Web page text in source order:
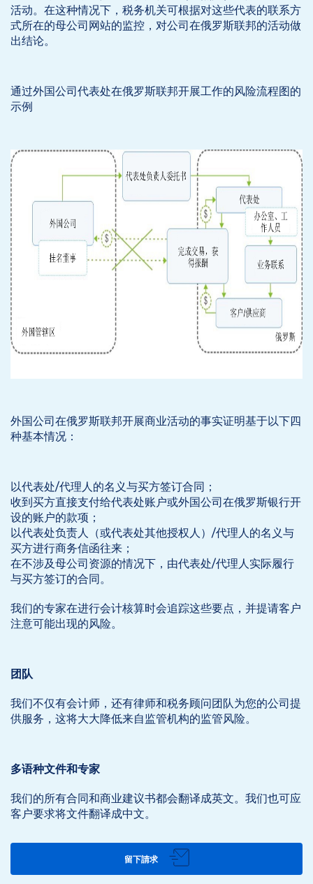
活动。在这种情况下，税务机关可根据对这些代表的联系方
式所在的母公司网站的监控，对公司在俄罗斯联邦的活动做
出结论。
通过外国公司代表处在俄罗斯联邦开展工作的风险流程图的
示例
外国公司在俄罗斯联邦开展商业活动的事实证明基于以下四
种基本情况：
以代表处/代理人的名义与买方签订合同；
收到买方直接支付给代表处账户或外国公司在俄罗斯银行开
设的账户的款项；
以代表处负责人（或代表处其他授权人）/代理人的名义与
买方进行商务信函往来；
在不涉及母公司资源的情况下，由代表处/代理人实际履行
与买方签订的合同。
我们的专家在进行会计核算时会追踪这些要点，并提请客户
注意可能出现的风险。
团队
我们不仅有会计师，还有律师和税务顾问团队为您的公司提
供服务，这将大大降低来自监管机构的监管风险。
多语种文件和专家
我们的所有合同和商业建议书都会翻译成英文。我们也可应
客户要求将文件翻译成中文。
留下請求